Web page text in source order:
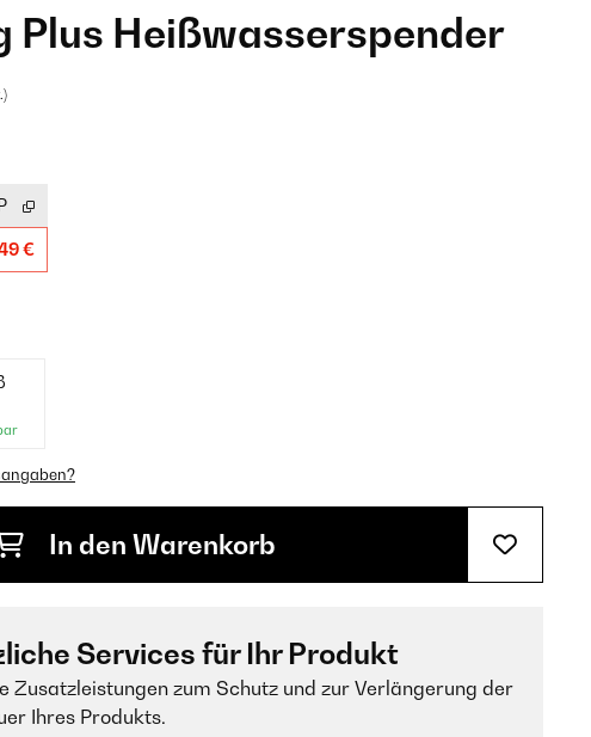
Plus Heißwasserspender
€
In den Warenkorb
Services für Ihr Produkt
Zusatzleistungen zum Schutz und zur Verlängerung der
Ihres Produkts.